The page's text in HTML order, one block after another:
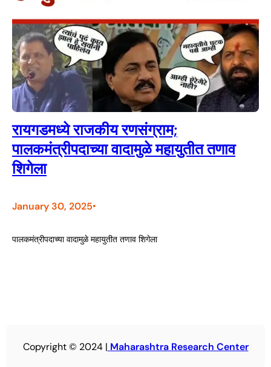
रायगडमध्ये राजकीय रणसंग्राम;
पालकमंत्रीपदाच्या वादामुळे महायुतीत तणाव
शिगेला
January 30, 2025•
पालकमंत्रीपदाच्या वादामुळे महायुतीत तणाव शिगेला
Copyright © 2024 | Maharashtra Research Center